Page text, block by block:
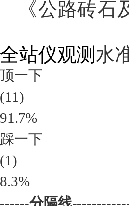
《公路砖
全站仪观测 水
顶一下
(11)
91.7%
踩一下
(1)
8.3%
------分隔线